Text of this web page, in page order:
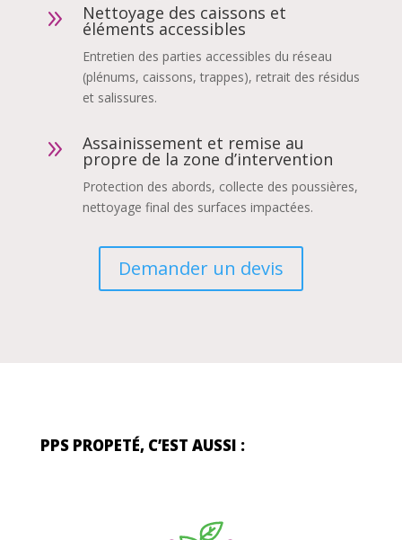
9 Nettoyage des caissons et
éléments accessibles
Entretien des parties accessibles du réseau
(plénums, caissons, trappes), retrait des résidus
et salissures.
9 Assainissement et remise au
propre de la zone d’intervention
Protection des abords, collecte des poussières,
nettoyage final des surfaces impactées.
Demander un devis
PPS PROPETÉ, C’EST AUSSI :